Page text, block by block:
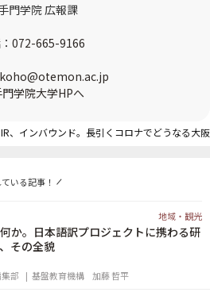
門学院 広報課
072-665-9166
koho@otemon.ac.jp
学院大学HPへ
、インバウンド。長引くコロナでどうなる大
いる記事！
地域・観光
か。日本語訳プロジェクトに携わる研
その全貌
部
基盤教育機構 加藤 哲平